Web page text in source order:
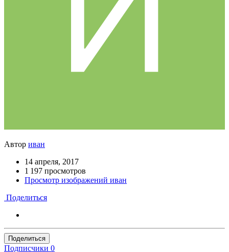
Автор иван
14 апреля, 2017
1 197 просмотров
Просмотр изображений иван
Поделиться
Поделиться
Подписчики 0